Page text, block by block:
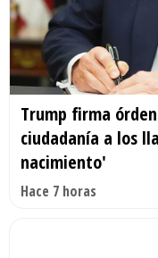
Trump firma
ciudadanía a los
nacimiento'
Hace 7 horas